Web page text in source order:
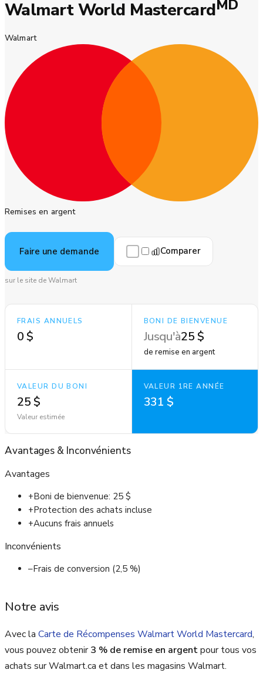
Walmart World MastercardMD
Walmart
Remises en argent
Faire une demande Comparer
sur le site de Walmart
FRAIS ANNUELS
0 $
BONI DE BIENVENUE
Jusqu'à25 $
de remise en argent
VALEUR DU BONI
25 $
Valeur estimée
VALEUR 1RE ANNÉE
331 $
Avantages & Inconvénients
Avantages
+Boni de bienvenue: 25 $
+Protection des achats incluse
+Aucuns frais annuels
Inconvénients
–Frais de conversion (2,5 %)
Notre avis
Avec la Carte de Récompenses Walmart World Mastercard,
vous pouvez obtenir3 % de remise en argentpour tous vos
achats sur Walmart.ca et dans les magasins Walmart.